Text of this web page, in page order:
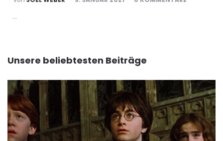
BY
…
Unsere beliebtesten Beiträge